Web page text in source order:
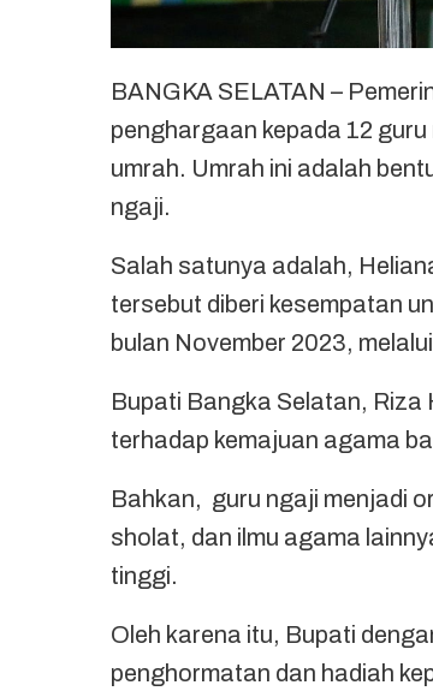
BANGKA SELATAN –
penghargaan kepada 12
umrah. Umrah ini adalah
ngaji.
Salah satunya adalah,
tersebut diberi kesempatan
bulan November 2023,
Bupati Bangka Selatan, Riza
terhadap kemajuan agama
Bahkan, guru ngaji menjadi
sholat, dan ilmu agama
tinggi.
Oleh karena itu, Bupati
penghormatan dan hadiah